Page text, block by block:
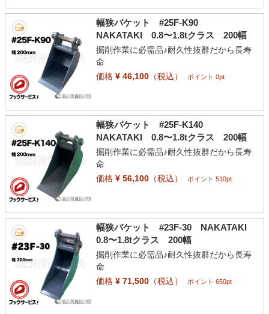
幅狭バケット #25F-K90
NAKATAKI 0.8〜1.8tクラス 200幅
掘削作業に必需品♪耐久性抜群だから長寿
命
価格¥ 46,100（税込） ポイント 0pt
幅狭バケット #25F-K140
NAKATAKI 0.8〜1.8tクラス 200幅
掘削作業に必需品♪耐久性抜群だから長寿
命
価格¥ 56,100（税込） ポイント 510pt
幅狭バケット #23F-30 NAKATAKI
0.8〜1.8tクラス 200幅
掘削作業に必需品♪耐久性抜群だから長寿
命
価格¥ 71,500（税込） ポイント 650pt